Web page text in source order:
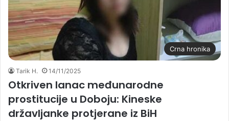
Crna hronika
Tarik H. 14/11/2025
Otkriven lanac međunarodne
prostitucije u Doboju: Kineske
državljanke protjerane iz BiH